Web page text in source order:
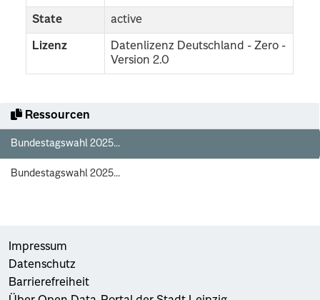
Ressourcen
Bundestagswahl 2025...
Bundestagswahl 2025...
State active
Lizenz
Datenlizenz Deutschland - Zero -
Version 2.0
Impressum
Datenschutz
Barrierefreiheit